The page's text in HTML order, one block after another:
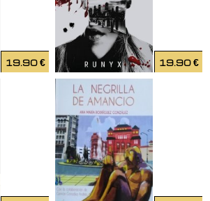
19.90 € 19.90 €